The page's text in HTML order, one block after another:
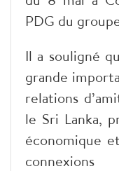
PDG du
Il a souligné
grande
relations
le Sri Lanka,
économique